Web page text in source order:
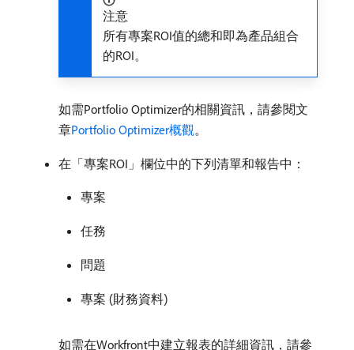
注意
所有專案ROI值的總和即為產品組合
的ROI。
如需Portfolio Optimizer的相關資訊，請參閱文
章Portfolio Optimizer概觀。
在「專案ROI」欄位中的下列清單和報告中：
專案
任務
問題
專案 (財務資料)
如需在Workfront中建立報表的詳細資訊，請參